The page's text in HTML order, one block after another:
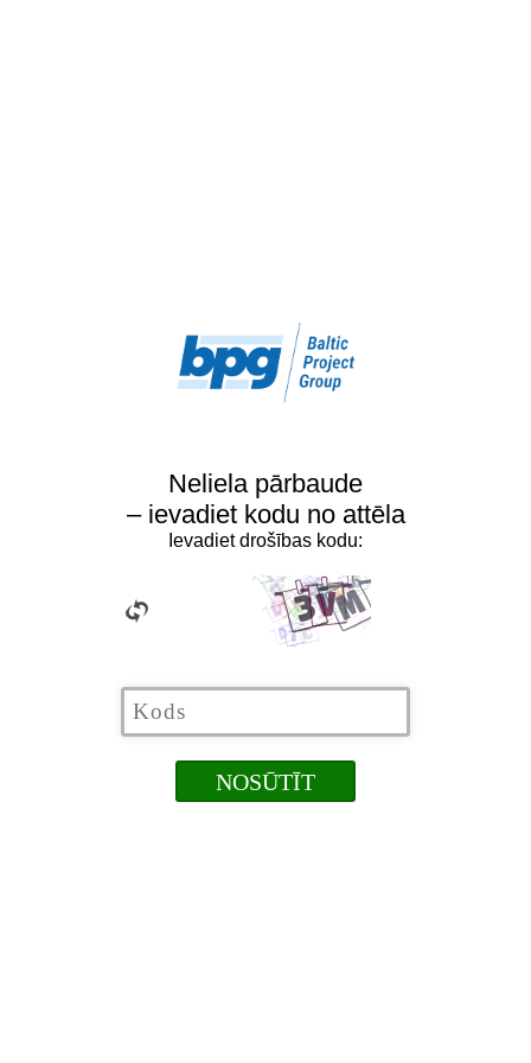
Neliela pārbaude
– ievadiet kodu no attēla
Ievadiet drošības kodu: